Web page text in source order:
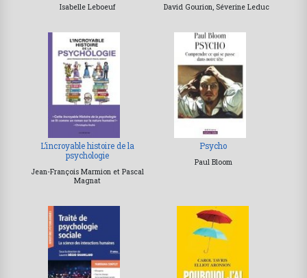
Isabelle Leboeuf David Gourion, Séverine Leduc
L’incroyable histoire de la
psychologie
Jean-François Marmion et Pascal
Magnat
Psycho
Paul Bloom